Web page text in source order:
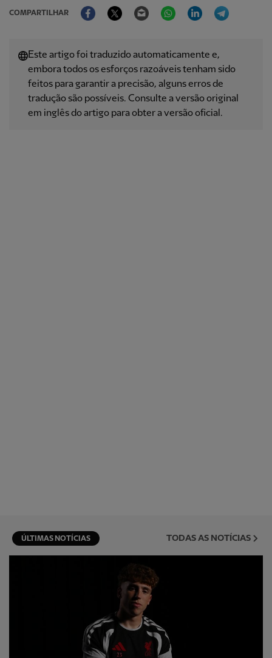
COMPARTILHAR
FacebookTwitter Email WhatsAppLinkedIn
Este artigo foi traduzido automaticamente e,
embora todos os esforços razoáveis ​​tenham sido
feitos para garantir a precisão, alguns erros de
tradução são possíveis. Consulte a versão original
em inglês do artigo para obter a versão oficial.
ÚLTIMAS NOTÍCIAS TODAS AS NOTÍCIAS